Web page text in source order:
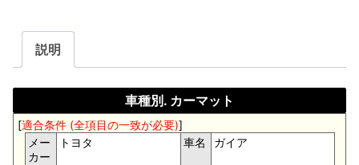
説明
車種別. カーマット
[適合条件 (全項目の一致が必要)]
メー
カー
トヨタ 車名 ガイア